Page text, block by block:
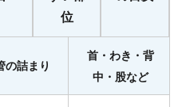
位
の詰まり
首・わき・背
中・股など